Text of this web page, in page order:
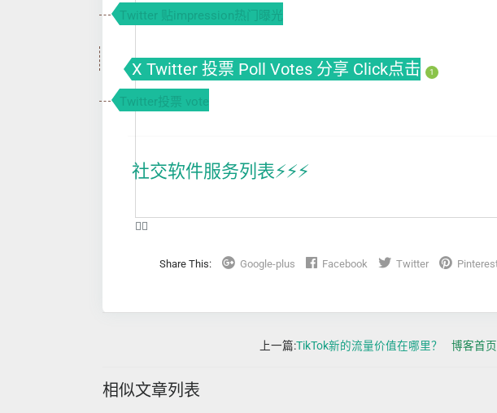
Twitter 贴impression热门曝光
X Twitter 投票 Poll Votes 分享 Click点击 1
Twitter投票 vote
社交软件服务列表⚡️⚡️⚡️
❤️‍🔥
Share This: Google-plus Facebook Twitter
上一篇:TikTok新的流量价值在哪里？ 博客首页
相似文章列表